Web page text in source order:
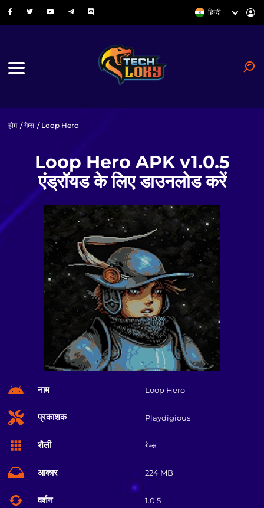
हिन्दी
होम /गेम्स / Loop Hero
Loop Hero APK v1.0.5
एंड्रॉयड के लिए डाउनलोड करें
नाम Loop Hero
प्रकाशक Playdigious
शैली गेम्स
आकार 224 MB
वर्शन 1.0.5